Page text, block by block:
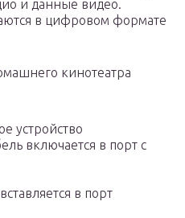
и данные видео.
в цифровом формате
кинотеатра
устройство
включается в порт с
в порт